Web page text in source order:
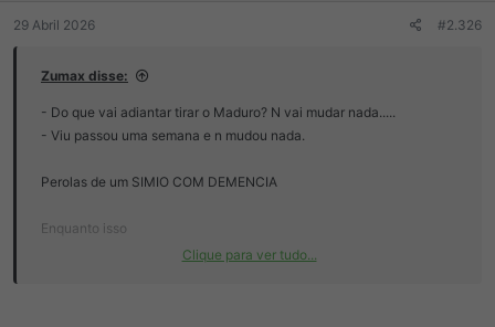
29 Abril 2026 #2.326
Zumax disse:
- Do que vai adiantar tirar o Maduro? N vai mudar nada.....
- Viu passou uma semana e n mudou nada.
Perolas de um SIMIO COM DEMENCIA
Enquanto isso
Clique para ver tudo...